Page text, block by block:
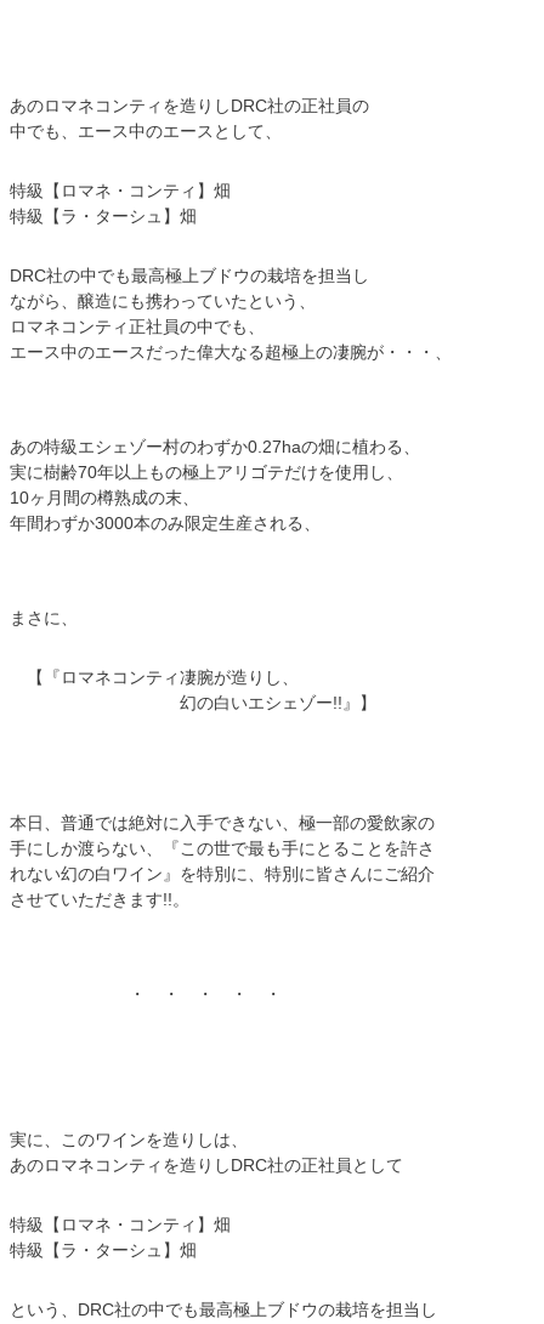
あのロマネコンティを造りしDRC社の正社員の
中でも、エース中のエースとして、
特級【ロマネ・コンティ】畑
特級【ラ・ターシュ】畑
DRC社の中でも最高極上ブドウの栽培を担当し
ながら、醸造にも携わっていたという、
ロマネコンティ正社員の中でも、
エース中のエースだった偉大なる超極上の凄腕が・・・、
あの特級エシェゾー村のわずか0.27haの畑に植わる、
実に樹齢70年以上もの極上アリゴテだけを使用し、
10ヶ月間の樽熟成の末、
年間わずか3000本のみ限定生産される、
まさに、
【『ロマネコンティ凄腕が造りし、
幻の白いエシェゾー!!』】
本日、普通では絶対に入手できない、極一部の愛飲家の
手にしか渡らない、『この世で最も手にとることを許さ
れない幻の白ワイン』を特別に、特別に皆さんにご紹介
させていただきます!!。
・ ・ ・ ・ ・
実に、このワインを造りしは、
あのロマネコンティを造りしDRC社の正社員として
特級【ロマネ・コンティ】畑
特級【ラ・ターシュ】畑
という、DRC社の中でも最高極上ブドウの栽培を担当し